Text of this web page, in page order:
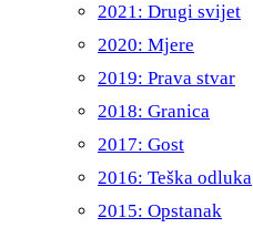
2021: Drugi svijet
2020: Mjere
2019: Prava stvar
2018: Granica
2017: Gost
2016: Teška odluka
2015: Opstanak